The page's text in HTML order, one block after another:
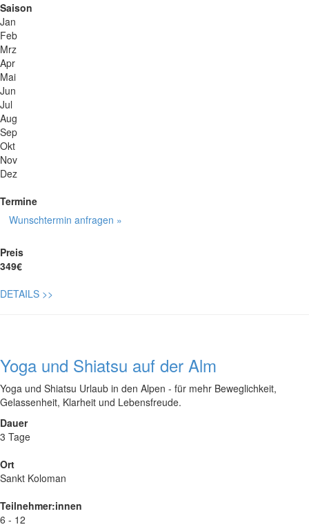
Saison
Jan
Feb
Mrz
Apr
Mai
Jun
Jul
Aug
Sep
Okt
Nov
Dez
Termine
Wunschtermin anfragen »
Preis
349€
DETAILS >>
Yoga und Shiatsu auf der Alm
Yoga und Shiatsu Urlaub in den Alpen - für mehr Beweglichkeit,
Gelassenheit, Klarheit und Lebensfreude.
Dauer
3 Tage
Ort
Sankt Koloman
Teilnehmer:innen
6 - 12